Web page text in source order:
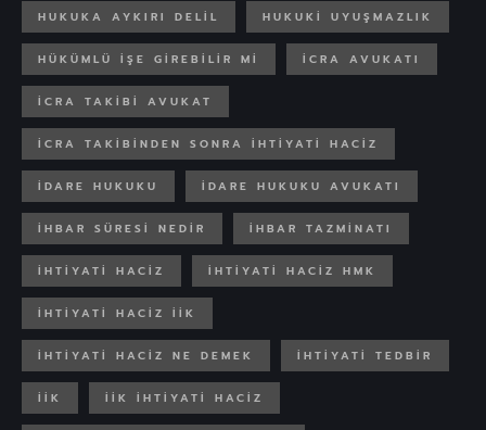
HUKUKA AYKIRI DELIL HUKUKI UYUŞMAZLIK
HÜKÜMLÜ IŞE GIREBILIR MI ICRA AVUKATI
ICRA TAKIBI AVUKAT
ICRA TAKIBINDEN SONRA IHTIYATI HACIZ
IDARE HUKUKU IDARE HUKUKU AVUKATI
IHBAR SÜRESI NEDIR IHBAR TAZMINATI
IHTIYATI HACIZ IHTIYATI HACIZ HMK
IHTIYATI HACIZ IIK
IHTIYATI HACIZ NE DEMEK IHTIYATI TEDBIR
IIK IIK IHTIYATI HACIZ